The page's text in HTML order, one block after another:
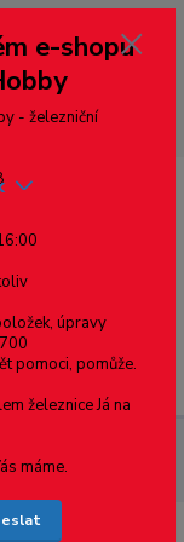
chcete platit v eurech
- pravý horní roh ---
bude po
v opačném
a rušeny následující
Menu
cena za 0.5m
e-shopu
- železniční
úpravy
pomoci, pomůže.
železnice Já na
máme.